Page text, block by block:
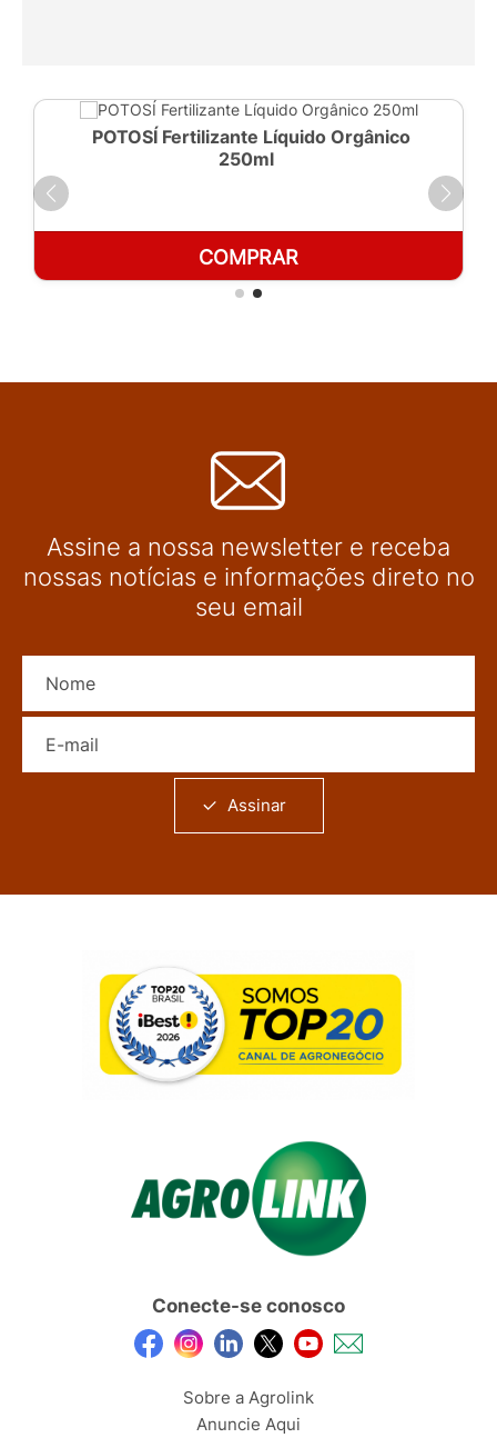
POTOSÍ Fertilizante Líquido Orgânico
250ml
COMPRAR
Assine a nossa newsletter e receba
nossas notícias e informações direto no
seu email
Assinar
Conecte-se conosco
Sobre a Agrolink
Anuncie Aqui